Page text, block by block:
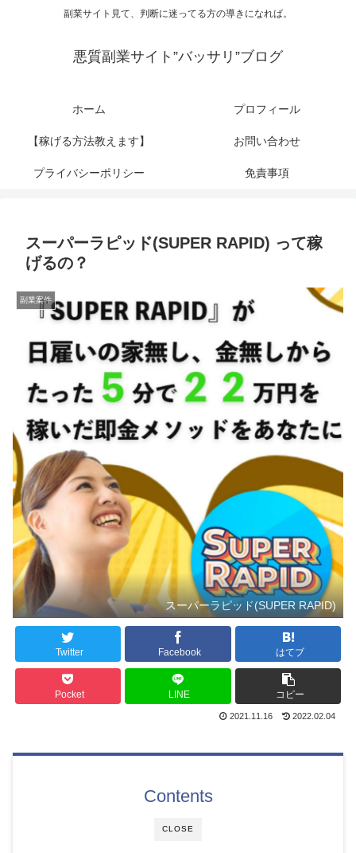
副業サイト見て、判断に迷ってる方の導きになれば。
悪質副業サイト”バッサリ”ブログ
ホーム プロフィール
【稼げる方法教えます】 お問い合わせ
プライバシーポリシー 免責事項
スーパーラピッド(SUPER RAPID) って稼
げるの？
副業案件
スーパーラピッド(SUPER RAPID)
Twitter Facebook はてブ
Pocket LINE コピー
2021.11.16 2022.02.04
CLOSE
Contents